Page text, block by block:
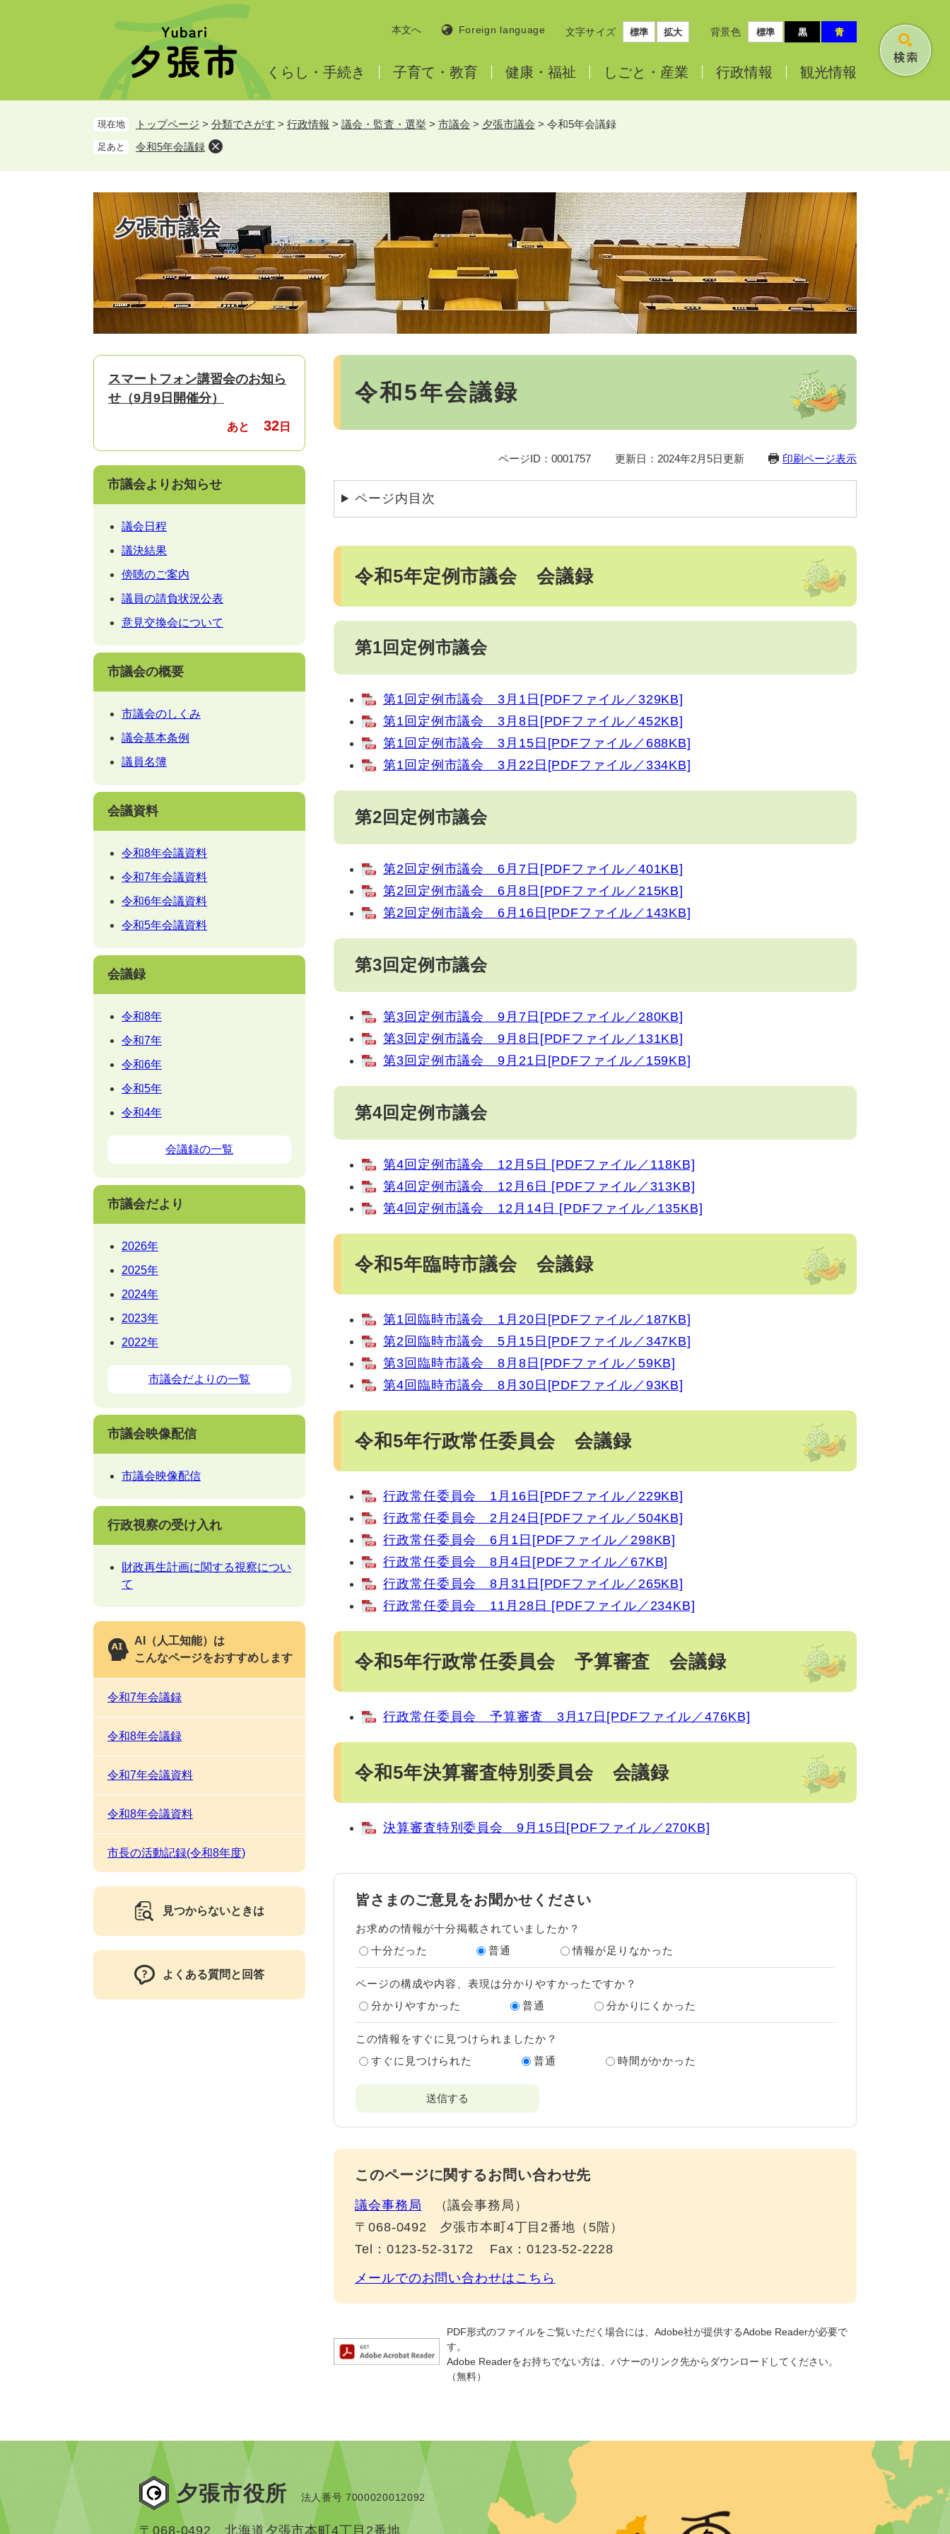
本文へ Foreign language 文字サイズ 標準 拡大 背景色 標準 黒 青
くらし・ 手続き 子育て・ 教育 健康・ 福祉 しごと・ 産業 行政情報 観光情報
検
現在地 トップページ > 分類でさがす > 行政情報 > 議会・監査・選挙 > 市議会 > 夕張市議会 > 令和5年会議録
足あと 令和5年会議録
夕張市議会
本
令和5年会議録
ページID：0001757 更新日：2024年2月5日更新 印刷ページ表示
ページ内目次
令和5年定例市議会 会議録
第1回定例市議会
第1回定例市議会 3月1日[PDFファイル／329KB]
第1回定例市議会 3月8日[PDFファイル／452KB]
第1回定例市議会 3月15日[PDFファイル／688KB]
第1回定例市議会 3月22日[PDFファイル／334KB]
第2回定例市議会
第2回定例市議会 6月7日[PDFファイル／401KB]
第2回定例市議会 6月8日[PDFファイル／215KB]
第2回定例市議会 6月16日[PDFファイル／143KB]
第3回定例市議会
第3回定例市議会 9月7日[PDFファイル／280KB]
第3回定例市議会 9月8日[PDFファイル／131KB]
第3回定例市議会 9月21日[PDFファイル／159KB]
第4回定例市議会
第4回定例市議会 12月5日 [PDFファイル／118KB]
第4回定例市議会 12月6日 [PDFファイル／313KB]
第4回定例市議会 12月14日 [PDFファイル／135KB]
令和5年臨時市議会 会議録
第1回臨時市議会 1月20日[PDFファイル／187KB]
第2回臨時市議会 5月15日[PDFファイル／347KB]
第3回臨時市議会 8月8日[PDFファイル／59KB]
第4回臨時市議会 8月30日[PDFファイル／93KB]
令和5年行政常任委員会 会議録
行政常任委員会 1月16日[PDFファイル／229KB]
行政常任委員会 2月24日[PDFファイル／504KB]
行政常任委員会 6月1日[PDFファイル／298KB]
行政常任委員会 8月4日[PDFファイル／67KB]
行政常任委員会 8月31日[PDFファイル／265KB]
行政常任委員会 11月28日 [PDFファイル／234KB]
令和5年行政常任委員会 予算審査 会議録
行政常任委員会 予算審査 3月17日[PDFファイル／476KB]
令和5年決算審査特別委員会 会議録
決算審査特別委員会 9月15日[PDFファイル／270KB]
皆さまのご意見をお聞かせください
お求めの情報が十分掲載されていましたか？
十分だった
普通 情報が足りなかった
ページの構成や内容、表現は分かりやすかったですか？
分かりやすかった
普通 分かりにくかった
この情報をすぐに見つけられましたか？
すぐに見つけられた
普通 時間がかかった
このページに関するお問い合わせ先
議会事務局
議会事務局
〒068-0492
夕張市本町4丁目2番地（5階）
Tel：0123-52-3172
Fax：0123-52-2228
メールでのお問い合わせはこちら
PDF形式のファイルをご覧いただく場合には、Adobe社が提供するAdobe Readerが必要で
す。
Adobe Readerをお持ちでない方は、バナーのリンク先からダウンロードしてください。
（無料）
スマートフォン講習会のお知ら
せ（9月9日開催分）
あと 32 日
市議会よりお知らせ
議会日程
議決結果
傍聴のご案内
議員の請負状況公表
意見交換会について
市議会の概要
市議会のしくみ
議会基本条例
議員名簿
会議資料
令和8年会議資料
令和7年会議資料
令和6年会議資料
令和5年会議資料
会議録
令和8年
令和7年
令和6年
令和5年
令和4年
会議録の一覧
市議会だより
2026年
2025年
2024年
2023年
2022年
市議会だよりの一覧
市議会映像配信
市議会映像配信
行政視察の受け入れ
財政再生計画に関する視察につい
て
AI（人工知能）は
こんなページをおすすめします
令和7年会議録
令和8年会議録
令和7年会議資料
令和8年会議資料
市長の活動記録(令和8年度)
見つからないときは
よくある質問と回答
夕張市役所 法人番号 7000020012092
〒068-0492 北海道夕張市本町4丁目2番地